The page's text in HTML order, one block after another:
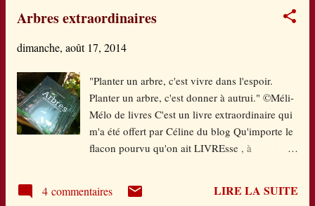
John, le grand frère de Jewel, mort le jour
de la falaise, d'où il voulait s'envoler. Bird, le
affectueusement et que le jeune garçon a pris à
la lettre. De ce grand frère qu'elle n'a pourtant
jamais connu, Jewel est empreinte à jamais.
Depuis sa naissance, la famille s'est emmurée
dans une chape de plomb, entourée des
Arbres extraordinaires
dimanche, août 17, 2014
"Planter un arbre, c'est vivre dans l'espoir.
Planter un arbre, c'est donner à autrui." ©Méli-
Mélo de livres C'est un livre extraordinaire qui
m'a été offert par Céline du blog Qu'importe le
flacon pourvu qu'on ait LIVREsse , à
faisons toutes deux partie. Etant partie en
4 commentaires LIRE LA SUITE